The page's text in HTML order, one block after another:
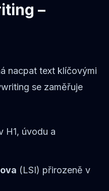
–
nacpat text klíčovými
se zaměřuje
H1, úvodu a
(LSI) přirozeně v